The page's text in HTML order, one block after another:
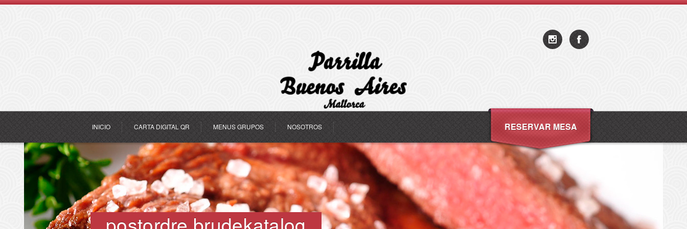
INICIO CARTA DIGITAL QR MENUS GRUPOS NOSOTROS RESERVAR MESA